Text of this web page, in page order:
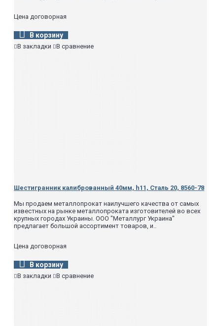
Цена договорная
В корзину
В закладки В сравнение
Шестигранник калиброванный 40мм, h11, Сталь 20, 8560-78
Мы продаем металлопрокат наилучшего качества от самых
известных на рынке металлопроката изготовителей во всех
крупных городах Украины. ООО "Металлург Украина"
предлагает большой ассортимент товаров, и..
Цена договорная
В корзину
В закладки В сравнение